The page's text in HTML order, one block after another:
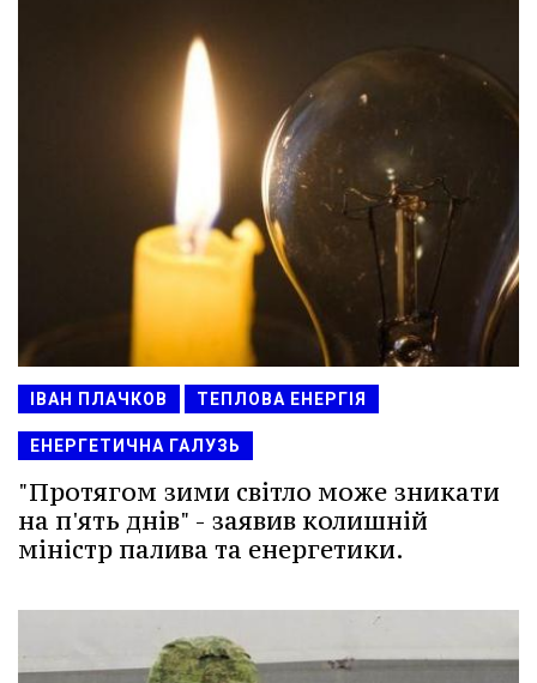
ІВАН ПЛАЧКОВ ТЕПЛОВА ЕНЕРГІЯ
ЕНЕРГЕТИЧНА ГАЛУЗЬ
"Протягом зими світло може зникати
на п'ять днів" - заявив колишній
міністр палива та енергетики.